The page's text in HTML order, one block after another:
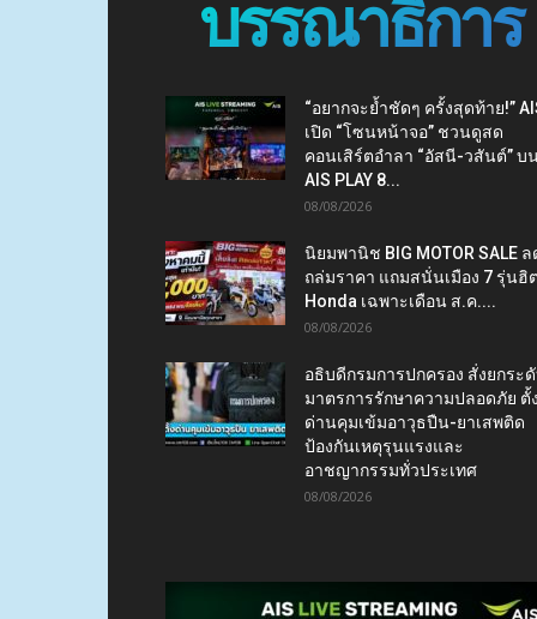
บรรณาธิการ
“อยากจะย้ำชัดๆ ครั้งสุดท้าย!”
เปิด “โซนหน้าจอ” ชวนดูสด
คอนเสิร์ตอำลา “อัสนี-วสันต์” บ
AIS PLAY 8...
08/08/2026
นิยมพานิช BIG MOTOR SALE ล
ถล่มราคา แถมสนั่นเมือง 7 รุ่นฮิ
Honda เฉพาะเดือน ส.ค....
08/08/2026
อธิบดีกรมการปกครอง สั่งยกระ
มาตรการรักษาความปลอดภัย ตั้
ด่านคุมเข้มอาวุธปืน-ยาเสพติด
ป้องกันเหตุรุนแรงและ
อาชญากรรมทั่วประเทศ
08/08/2026